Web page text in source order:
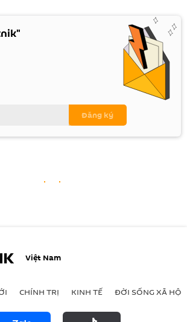
Việt Nam
CHÍNH TRỊ KINH TẾ ĐỜI SỐNG XÃ HỘI